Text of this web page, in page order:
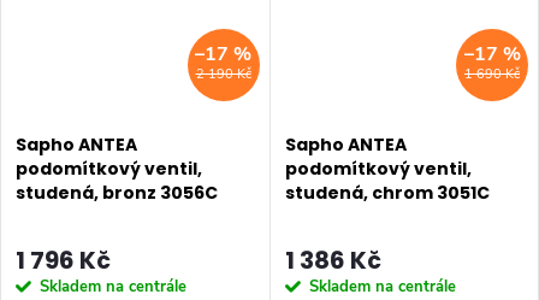
2 190 Kč
–17 %
Sapho ANTEA
podomítkový ventil,
studená, bronz 3056C
1 796 Kč
Skladem na centrále
1 690 Kč
–17 %
Sapho ANTEA
podomítkový ventil,
studená, chrom 3051C
1 386 Kč
Skladem na centrále